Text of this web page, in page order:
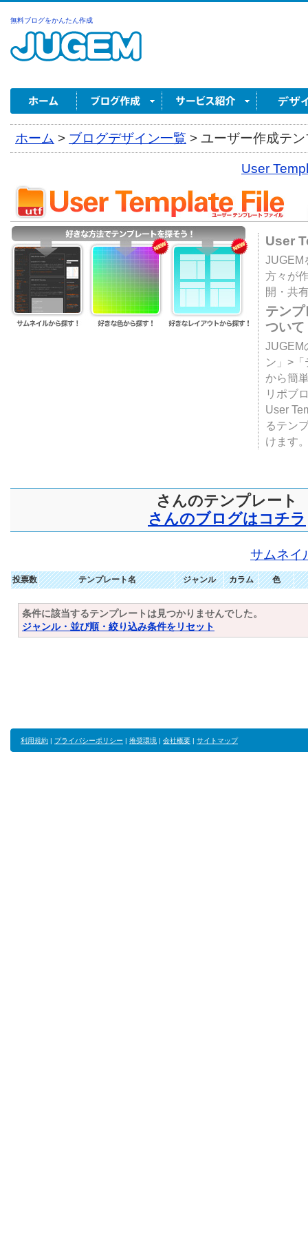
無料ブログをかんたん作成
ホーム > ブログデザイン一覧 > ユーザー作成テ
User
User
JUGEM
方々が
開・共
テン
ついて
JUGEM
ン」>
から簡
リポブ
User
るテン
けます
さんのテンプレート
さんのブログはコチラ
サムネイ
投票数 テンプレート名 ジャンル カラム 色
条件に該当するテンプレートは見つかりませんでした。
ジャンル・並び順・絞り込み条件をリセット
利用規約 | プライバシーポリシー | 推奨環境 | 会社概要 | サイトマップ